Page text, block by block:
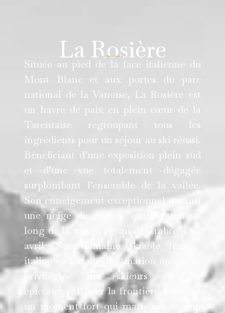
La Rosière
Située au pied de la face italienne du
Mont Blanc et aux portes du parc
national de la Vanoise, La Rosière est
un havre de paix en plein cœur de la
Tarentaise regroupant tous les
ingrédients pour un séjour au ski réussi.
Bénéficiant d’une exposition plein sud
et d’une vue totalement dégagée
surplombant l’ensemble de la vallée.
Son enneigement exceptionnel garanti
une neige de grande qualité tout au
long de la saison de mi-décembre à fin
avril. Son domaine skiable franco-
italien en fait une destination unique et
privilégiée des skieurs et des
épicuriens. Passer la frontière à ski est
un moment fort qui marquera à coup